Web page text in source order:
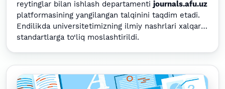
reytinglar bilan ishlash departamenti journals.afu.uz
platformasining yangilangan talqinini taqdim etadi.
Endilikda universitetimizning ilmiy nashrlari xalqaro
standartlarga to‘liq moslashtirildi.